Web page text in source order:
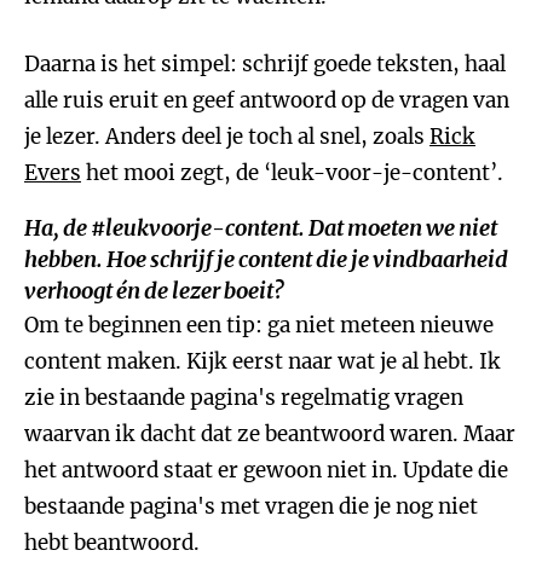
Daarna is het simpel: schrijf goede teksten, haal
alle ruis eruit en geef antwoord op de vragen van
je lezer. Anders deel je toch al snel, zoals Rick
Evers het mooi zegt, de ‘leuk-voor-je-content’.
Ha, de #leukvoorje-content. Dat moeten we niet
hebben. Hoe schrijf je content die je vindbaarheid
verhoogt én de lezer boeit?
Om te beginnen een tip: ga niet meteen nieuwe
content maken. Kijk eerst naar wat je al hebt. Ik
zie in bestaande pagina's regelmatig vragen
waarvan ik dacht dat ze beantwoord waren. Maar
het antwoord staat er gewoon niet in. Update die
bestaande pagina's met vragen die je nog niet
hebt beantwoord.